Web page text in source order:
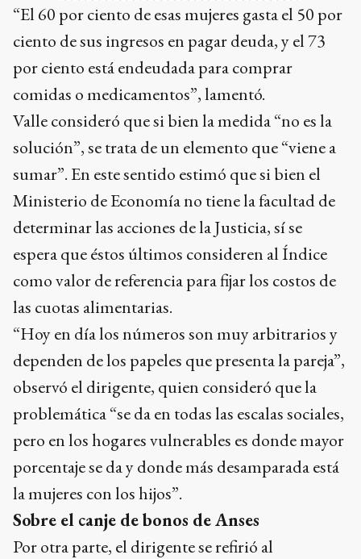
“El 60 por ciento de esas mujeres gasta el 50 por
ciento de sus ingresos en pagar deuda, y el 73
por ciento está endeudada para comprar
comidas o medicamentos”, lamentó.
Valle consideró que si bien la medida “no es la
solución”, se trata de un elemento que “viene a
sumar”. En este sentido estimó que si bien el
Ministerio de Economía no tiene la facultad de
determinar las acciones de la Justicia, sí se
espera que éstos últimos consideren al Índice
como valor de referencia para fijar los costos de
las cuotas alimentarias.
“Hoy en día los números son muy arbitrarios y
dependen de los papeles que presenta la pareja”,
observó el dirigente, quien consideró que la
problemática “se da en todas las escalas sociales,
pero en los hogares vulnerables es donde mayor
porcentaje se da y donde más desamparada está
la mujeres con los hijos”.
Sobre el canje de bonos de Anses
Por otra parte, el dirigente se refirió al